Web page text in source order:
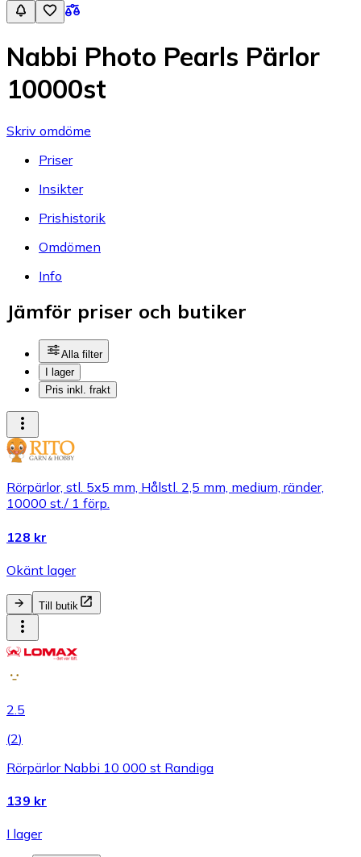
Nabbi Photo Pearls Pärlor
10000st
Skriv omdöme
Priser
Insikter
Prishistorik
Omdömen
Info
Jämför priser och butiker
Alla filter
I lager
Pris inkl. frakt
Rörpärlor, stl. 5x5 mm, Hålstl. 2,5 mm, medium, ränder,
10000 st./ 1 förp.
128 kr
Okänt lager
Till butik
2.5
(2)
Rörpärlor Nabbi 10 000 st Randiga
139 kr
I lager